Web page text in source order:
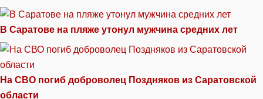
В Саратове на пляже утонул мужчина средних лет
На СВО погиб доброволец Поздняков из Саратовской
области